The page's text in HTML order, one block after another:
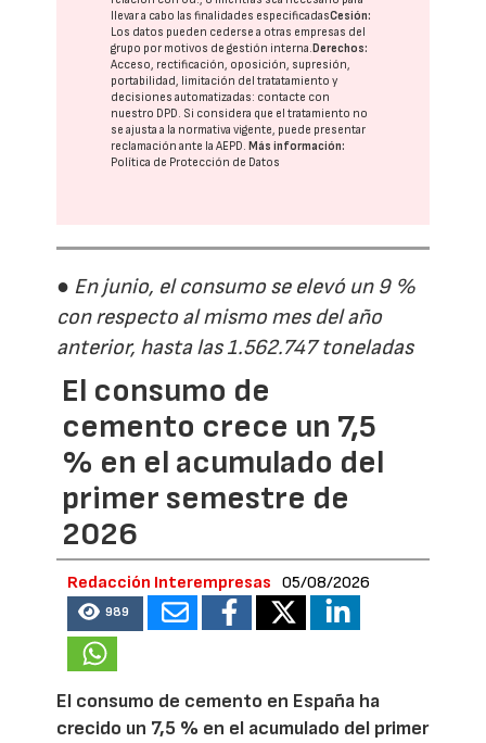
llevar a cabo las finalidades especificadasCesión:
Los datos pueden cederse a otras empresas del
grupo por motivos de gestión interna.Derechos:
Acceso, rectificación, oposición, supresión,
portabilidad, limitación del tratatamiento y
decisiones automatizadas: contacte con
nuestro DPD. Si considera que el tratamiento no
se ajusta a la normativa vigente, puede presentar
reclamación ante laAEPD.Más información:
Política de Protección de Datos
● En junio, el consumo se elevó un 9 %
con respecto al mismo mes del año
anterior, hasta las 1.562.747 toneladas
El consumo de
cemento crece un 7,5
% en el acumulado del
primer semestre de
2026
Redacción Interempresas 05/08/2026
989
El consumo de cemento en España ha
crecido un 7,5 % en el acumulado del primer